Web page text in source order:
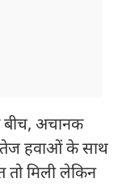
बीच, अचानक
तेज हवाओं के साथ
तो मिली लेकिन